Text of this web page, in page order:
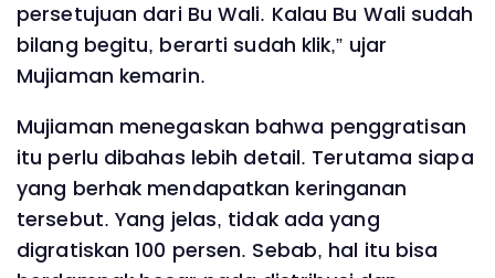
persetujuan dari Bu Wali. Kalau Bu Wali sudah
bilang begitu, berarti sudah klik,” ujar
Mujiaman kemarin.
Mujiaman menegaskan bahwa penggratisan
itu perlu dibahas lebih detail. Terutama siapa
yang berhak mendapatkan keringanan
tersebut. Yang jelas, tidak ada yang
digratiskan 100 persen. Sebab, hal itu bisa